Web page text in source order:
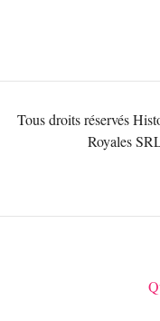
Tous droits réservés
Royales